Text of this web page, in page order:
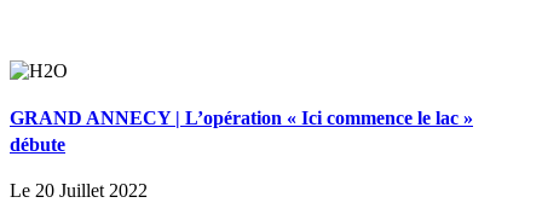
GRAND ANNECY | L’opération « Ici commence le lac »
débute
Le 20 Juillet 2022